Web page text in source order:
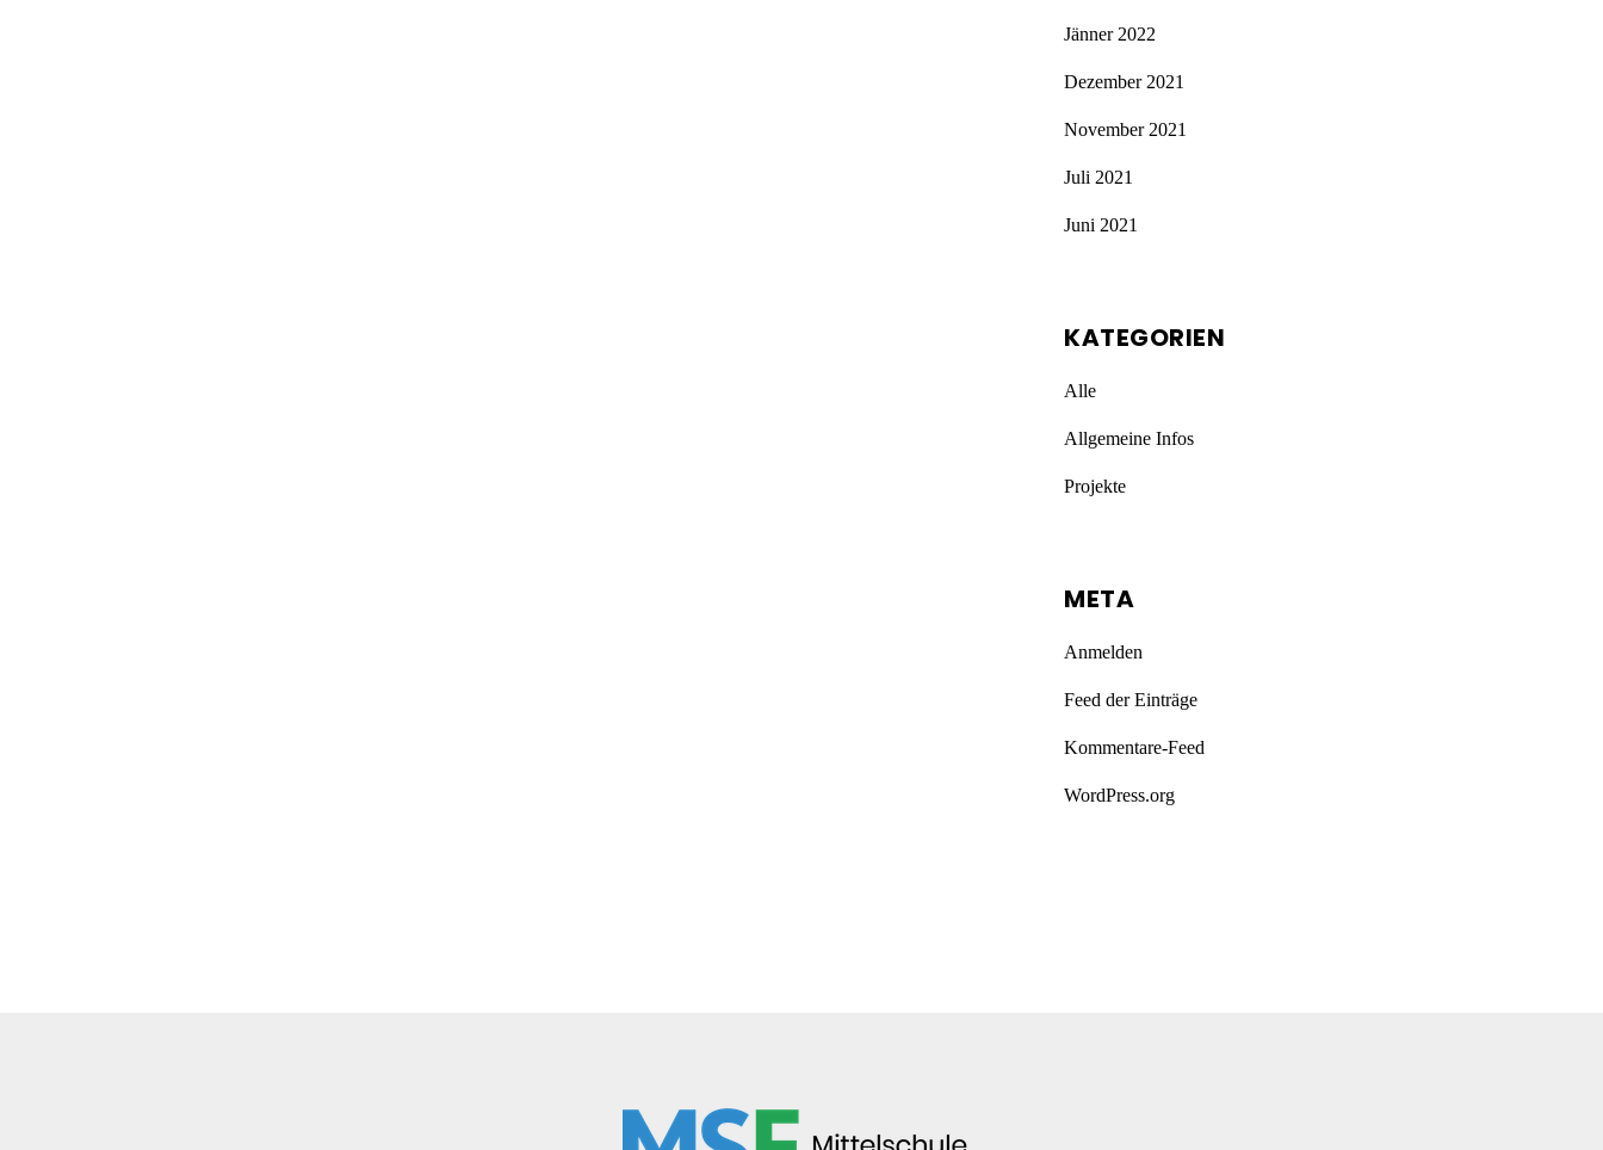
Jänner 2022
Dezember 2021
November 2021
Juli 2021
Juni 2021
KATEGORIEN
Alle
Allgemeine Infos
Projekte
META
Anmelden
Feed der Einträge
Kommentare-Feed
WordPress.org